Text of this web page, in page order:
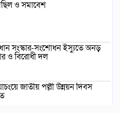
ও সমাবেশ
সংস্কার-সংশোধন ইস্যুতে অনড়
ও বিরোধী দল
জাতীয় পল্লী উন্নয়ন দিবস